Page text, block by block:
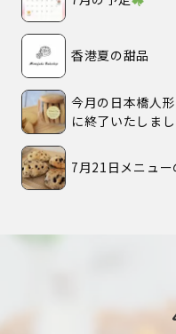
香港夏の甜品
今月の日本橋人
に終了いたしまし
7月21日メニュー